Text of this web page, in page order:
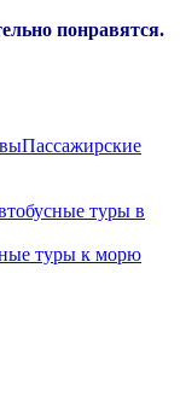
понравятся.
Пассажирские
туры в
туры к морю